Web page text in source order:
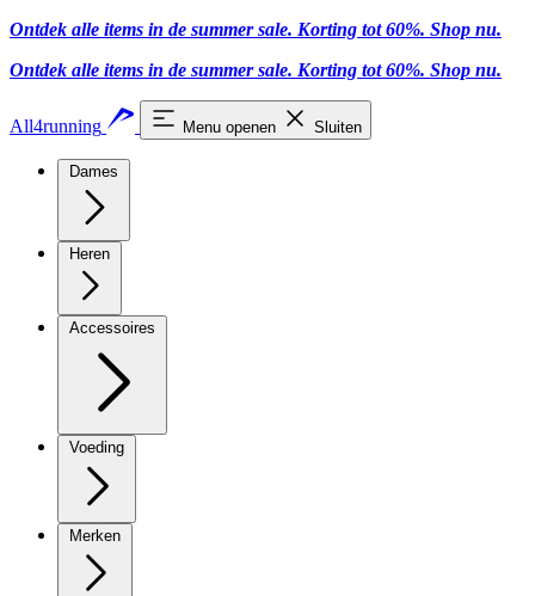
Ontdek alle items in de summer sale. Korting tot 60%. Shop nu.
Ontdek alle items in de summer sale. Korting tot 60%. Shop nu.
All4running Menu openen Sluiten
Dames
Heren
Accessoires
Voeding
Merken